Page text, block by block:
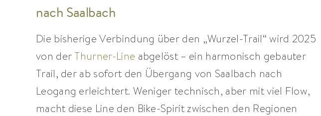
nach Saalbach
Die bisherige Verbindung über den „Wurzel-Trail“ wird 2025
von derThurner-Line abgelöst – ein harmonisch gebauter
Trail, der ab sofort den Übergang von Saalbach nach
Leogang erleichtert. Weniger technisch, aber mit viel Flow,
macht diese Line den Bike-Spirit zwischen den Regionen